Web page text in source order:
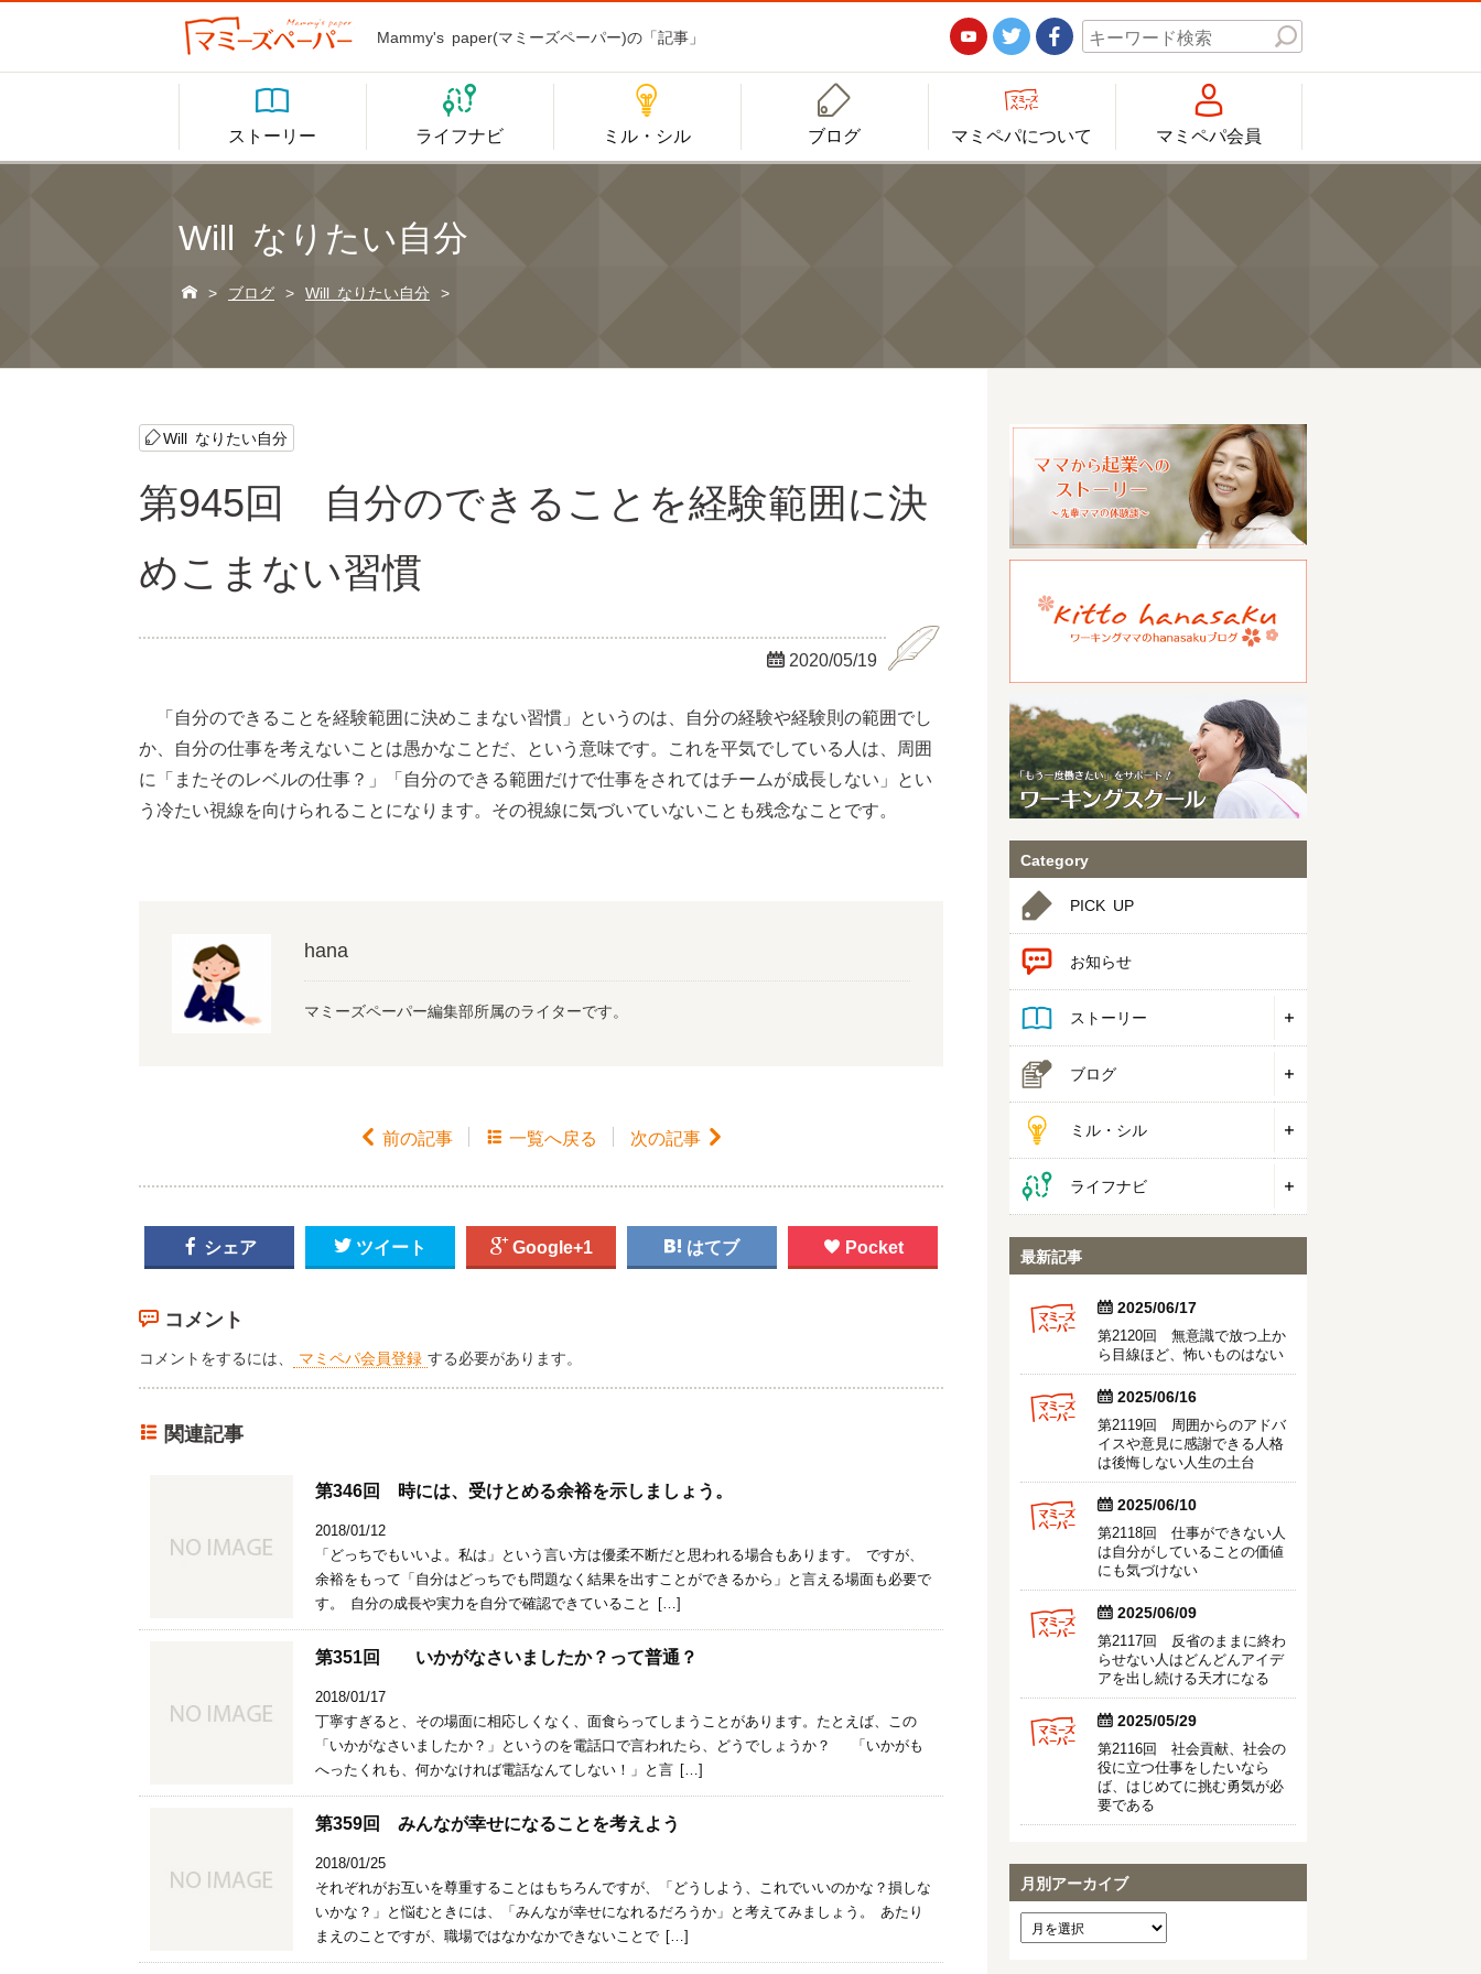
Mammy's paper(マミーズペーパー)の「記事」   

ストーリー

ライフナビ

ミル・シル

ブログ

マミペパについて

マミペパ会員
Will なりたい自分
 > ブログ > Will なりたい自分 >
Will なりたい自分
第945回 自分のできることを経験範囲に決
めこまない習慣
 2020/05/19
「自分のできることを経験範囲に決めこまない習慣」というのは、自分の経験や経験則の範囲でし
か、自分の仕事を考えないことは愚かなことだ、という意味です。これを平気でしている人は、周囲
に「またそのレベルの仕事？」「自分のできる範囲だけで仕事をされてはチームが成長しない」とい
う冷たい視線を向けられることになります。その視線に気づいていないことも残念なことです。
hana
マミーズペーパー編集部所属のライターです。
 前の記事  一覧へ戻る 次の記事 
 シェア  ツイート  Google+1  はてブ  Pocket
コメント
コメントをするには、 マミペパ会員登録 する必要があります。
関連記事
第346回 時には、受けとめる余裕を示しましょう。
2018/01/12
「どっちでもいいよ。私は」という言い方は優柔不断だと思われる場合もあります。 ですが、
余裕をもって「自分はどっちでも問題なく結果を出すことができるから」と言える場面も必要で
す。 自分の成長や実力を自分で確認できていること […]
第351回 いかがなさいましたか？って普通？
2018/01/17
丁寧すぎると、その場面に相応しくなく、面食らってしまうことがあります。たとえば、この
「いかがなさいましたか？」というのを電話口で言われたら、どうでしょうか？ 「いかがも
へったくれも、何かなければ電話なんてしない！」と言 […]
第359回 みんなが幸せになることを考えよう
2018/01/25
それぞれがお互いを尊重することはもちろんですが、「どうしよう、これでいいのかな？損しな
いかな？」と悩むときには、「みんなが幸せになれるだろうか」と考えてみましょう。 あたり
まえのことですが、職場ではなかなかできないことで […]
Category
PICK UP
お知らせ
ストーリー
ブログ
ミル・シル
ライフナビ
最新記事
  2025/06/17
第2120回 無意識で放つ上か
ら目線ほど、怖いものはない
  2025/06/16
第2119回 周囲からのアドバ
イスや意見に感謝できる人格
は後悔しない人生の土台
  2025/06/10
第2118回 仕事ができない人
は自分がしていることの価値
にも気づけない
  2025/06/09
第2117回 反省のままに終わ
らせない人はどんどんアイデ
アを出し続ける天才になる
  2025/05/29
第2116回 社会貢献、社会の
役に立つ仕事をしたいなら
ば、はじめてに挑む勇気が必
要である
月別アーカイブ